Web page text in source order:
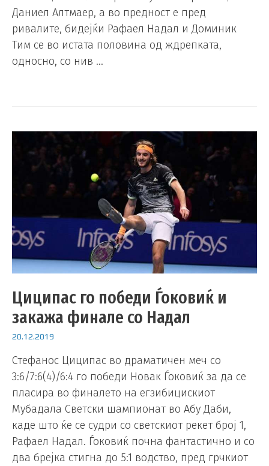
Даниел Алтмаер, а во предност е пред
ривалите, бидејќи Рафаел Надал и Доминик
Тим се во истата половина од ждрепката,
односно, со нив …
Циципас го победи Ѓоковиќ и
закажа финале со Надал
20.12.2019
Стефанос Циципас во драматичен меч со
3:6/7:6(4)/6:4 го победи Новак Ѓоковиќ за да се
пласира во финалето на егзибицискиот
Мубадала Светски шампионат во Абу Даби,
каде што ќе се судри со светскиот рекет број 1,
Рафаел Надал. Ѓоковиќ почна фантастично и со
два брејка стигна до 5:1 водство, пред грчкиот